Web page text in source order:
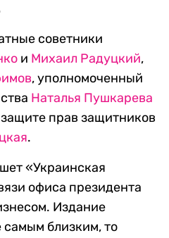
советники
и Михаил Радуцкий,
, уполномоченный
Наталья Пушкарева
прав защитников
.
«Украинская
офиса президента
Издание
самым близким, то